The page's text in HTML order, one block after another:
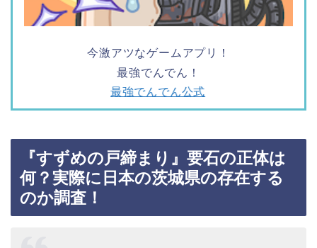
今激アツなゲームアプリ！
最強でんでん！
最強でんでん公式
『すずめの戸締まり』要石の正体は
何？実際に日本の茨城県の存在する
のか調査！